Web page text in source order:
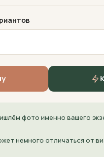
фото именно вашего
немного отличаться от